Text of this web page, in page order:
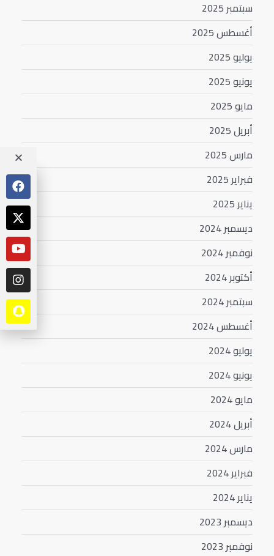
سبتمبر 2025
أغسطس 2025
يوليو 2025
يونيو 2025
مايو 2025
أبريل 2025
مارس 2025
فبراير 2025
يناير 2025
ديسمبر 2024
نوفمبر 2024
أكتوبر 2024
سبتمبر 2024
أغسطس 2024
يوليو 2024
يونيو 2024
مايو 2024
أبريل 2024
مارس 2024
فبراير 2024
يناير 2024
ديسمبر 2023
نوفمبر 2023